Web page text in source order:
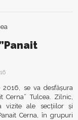
se va desfășura
Cerna” Tulcea. Zilnic,
vizite ale secțiilor și
Cerna, în grupuri